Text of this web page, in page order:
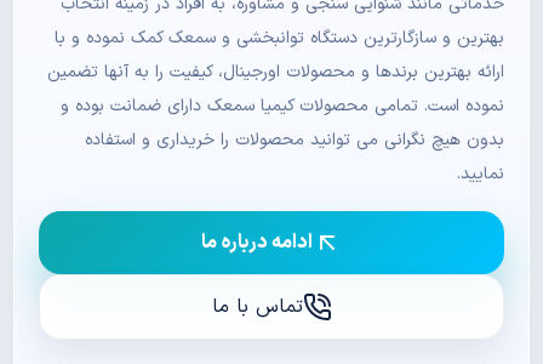
بهترین و سازگارترین دستگاه توانبخشی و سمعک کمک نموده و با
ارائه بهترین برندها و محصولات اورجینال، کیفیت را به آنها تضمین
نموده است. تمامی محصولات کیمیا سمعک دارای ضمانت بوده و
بدون هیچ نگرانی می توانید محصولات را خریداری و استفاده
نمایید.
ادامه درباره ما
تماس با ما